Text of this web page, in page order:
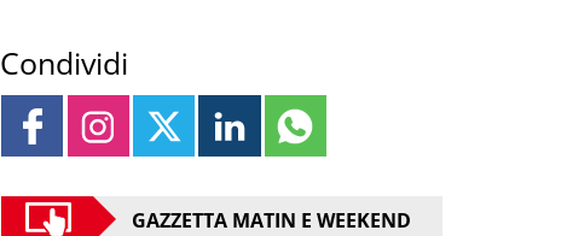
Condividi
GAZZETTA MATIN E WEEKEND